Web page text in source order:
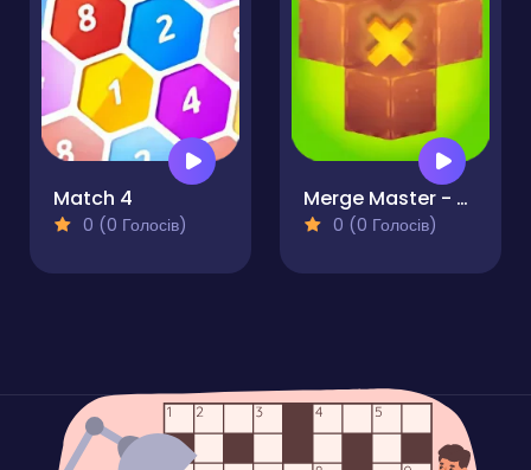
Match 4
0 (0 Голосів)
Merge Master - Puzzle
0 (0 Голосів)